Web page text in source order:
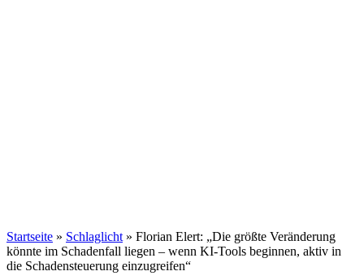
Startseite » Schlaglicht » Florian Elert: „Die größte Veränderung
könnte im Schadenfall liegen – wenn KI-Tools beginnen, aktiv in
die Schadensteuerung einzugreifen“